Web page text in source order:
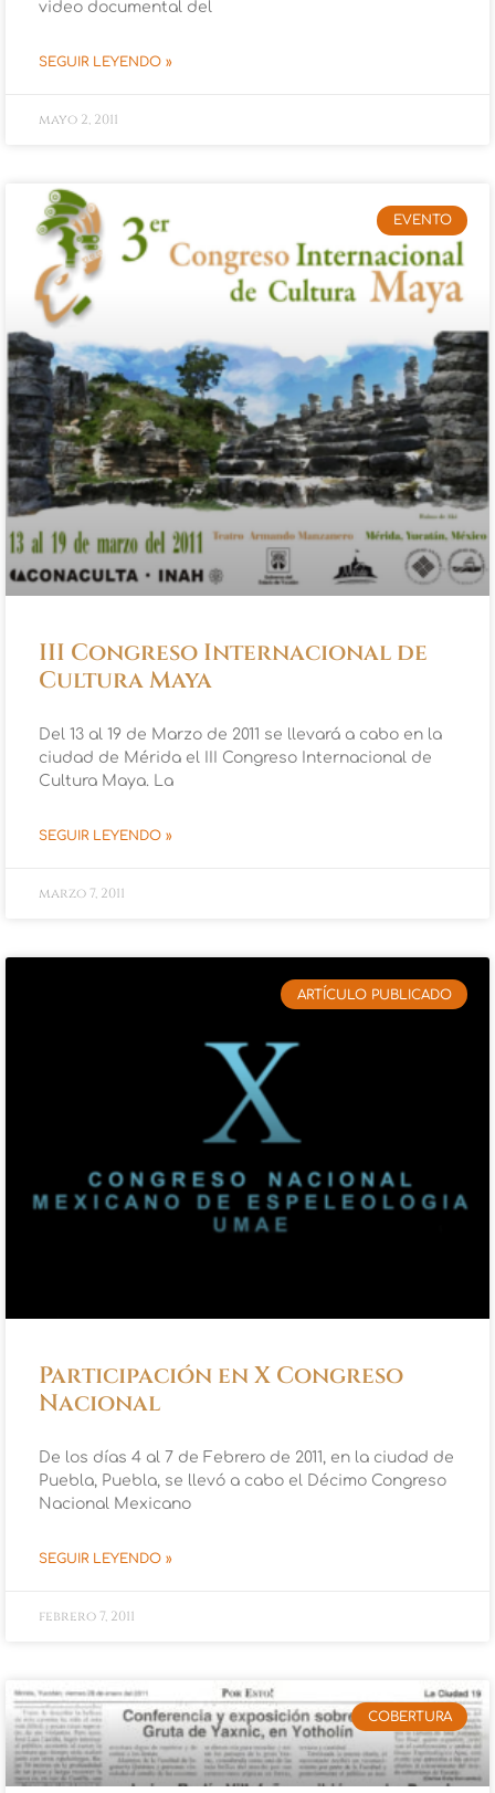
video documental del
SEGUIR LEYENDO »
mayo 2, 2011
EVENTO
III Congreso Internacional de
Cultura Maya
Del 13 al 19 de Marzo de 2011 se llevará a cabo en la
ciudad de Mérida el III Congreso Internacional de
Cultura Maya. La
SEGUIR LEYENDO »
marzo 7, 2011
ARTÍCULO PUBLICADO
Participación en X Congreso
Nacional
De los días 4 al 7 de Febrero de 2011, en la ciudad de
Puebla, Puebla, se llevó a cabo el Décimo Congreso
Nacional Mexicano
SEGUIR LEYENDO »
febrero 7, 2011
COBERTURA